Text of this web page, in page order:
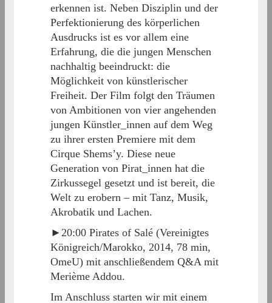
erkennen ist. Neben Disziplin und der
Perfektionierung des körperlichen
Ausdrucks ist es vor allem eine
Erfahrung, die die jungen Menschen
nachhaltig beeindruckt: die
Möglichkeit von künstlerischer
Freiheit. Der Film folgt den Träumen
von Ambitionen von vier angehenden
jungen Künstler_innen auf dem Weg
zu ihrer ersten Premiere mit dem
Cirque Shems’y. Diese neue
Generation von Pirat_innen hat die
Zirkussegel gesetzt und ist bereit, die
Welt zu erobern – mit Tanz, Musik,
Akrobatik und Lachen.
►20:00 Pirates of Salé (Vereinigtes
Königreich/Marokko, 2014, 78 min,
OmeU) mit anschließendem Q&A mit
Merième Addou.
Im Anschluss starten wir mit einem